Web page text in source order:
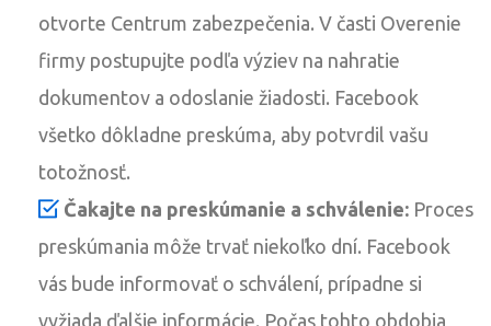
otvorte Centrum zabezpečenia. V časti Overenie
firmy postupujte podľa výziev na nahratie
dokumentov a odoslanie žiadosti. Facebook
všetko dôkladne preskúma, aby potvrdil vašu
totožnosť.
Čakajte na preskúmanie a schválenie: Proces
preskúmania môže trvať niekoľko dní. Facebook
vás bude informovať o schválení, prípadne si
vyžiada ďalšie informácie. Počas tohto obdobia